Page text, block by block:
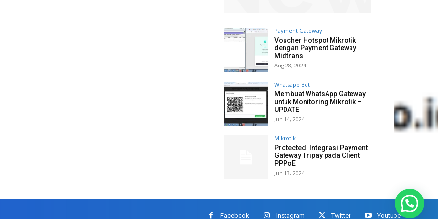
Payment Gateway
Voucher Hotspot Mikrotik
dengan Payment Gateway
Midtrans
Aug 28, 2024
Whatsapp Bot
Membuat WhatsApp Gateway
untuk Monitoring Mikrotik –
UPDATE
Jun 14, 2024
Mikrotik
Protected: Integrasi Payment
Gateway Tripay pada Client
PPPoE
Jun 13, 2024
Facebook Instagram Twitter Youtube